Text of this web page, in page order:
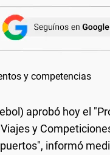
aprobó hoy el
y
informó